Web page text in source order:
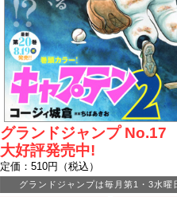
グランドジャンプ No.17
大好評発売中!
定価：510円（税込）
グランドジャンプは毎月第1・3水曜